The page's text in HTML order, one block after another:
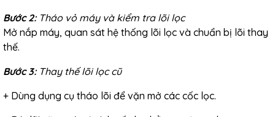
Bước 2:Tháo vỏ máy và kiểm tra lõi lọc
Mở nắp máy, quan sát hệ thống lõi lọc và chuẩn bị lõi thay
thế.
Bước 3: Thay thế lõi lọc cũ
+ Dùng dụng cụ tháo lõi để vặn mở các cốc lọc.